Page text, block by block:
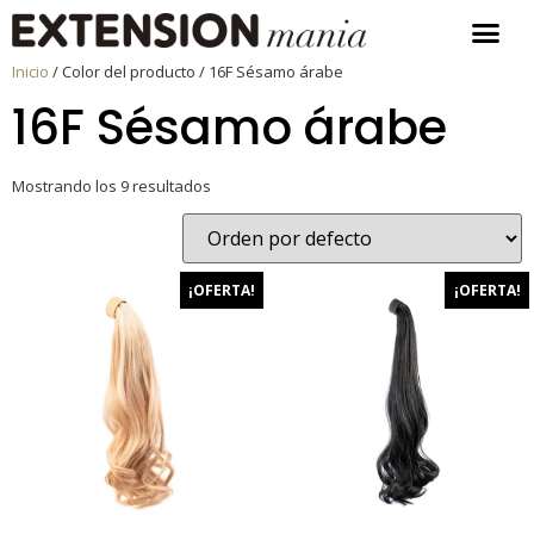
Inicio / Color del producto / 16F Sésamo árabe
16F Sésamo árabe
Mostrando los 9 resultados
¡OFERTA! ¡OFERTA!